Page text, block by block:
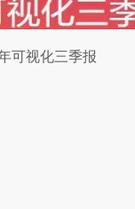
可视化三季报